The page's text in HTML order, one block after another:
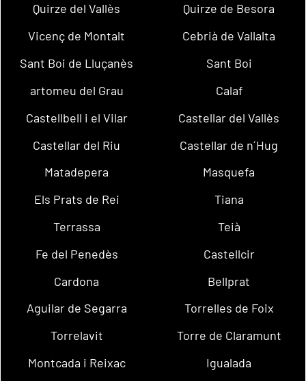
Quirze del Vallès
Quirze de Besora
Vicenç de Montalt
Cebrià de Vallalta
Sant Boi de Lluçanès
Sant Boi
artomeu del Grau
Calaf
Castellbell i el Vilar
Castellar del Vallès
Castellar del Riu
Castellar de n´Hug
Matadepera
Masquefa
Els Prats de Rei
Tiana
Terrassa
Teià
Fe del Penedès
Castellcir
Cardona
Bellprat
Aguilar de Segarra
Torrelles de Foix
Torrelavit
Torre de Claramunt
Montcada i Reixac
Igualada